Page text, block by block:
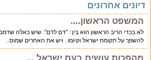
אחרונים
המשפט הראשון....
לא בכדי הריב הראשון הוא בין : "דם לדם". שיש כאלה שדמם
להשפך על תקומת ישראל וקיומו . ויש את האחרים שמוס..